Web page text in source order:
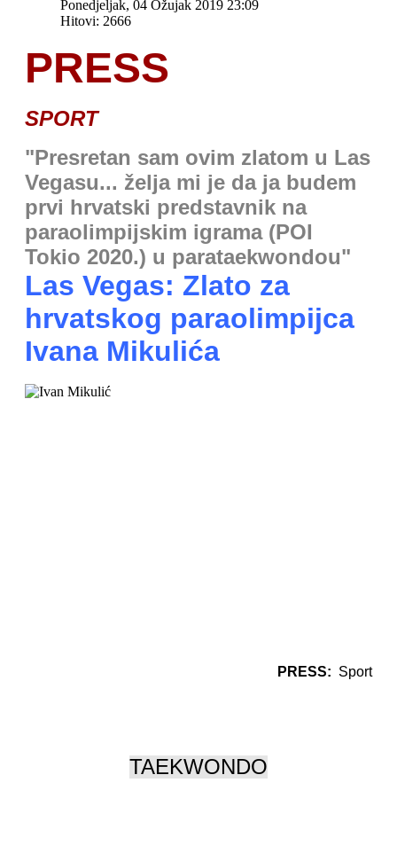
Ponedjeljak, 04 Ožujak 2019 23:09
Hitovi: 2666
PRESS
SPORT
"Presretan sam ovim zlatom u Las
Vegasu... želja mi je da ja budem
prvi hrvatski predstavnik na
paraolimpijskim igrama (POI
Tokio 2020.) u parataekwondou"
Las Vegas: Zlato za
hrvatskog paraolimpijca
Ivana Mikulića
PRESS: Sport
TAEKWONDO